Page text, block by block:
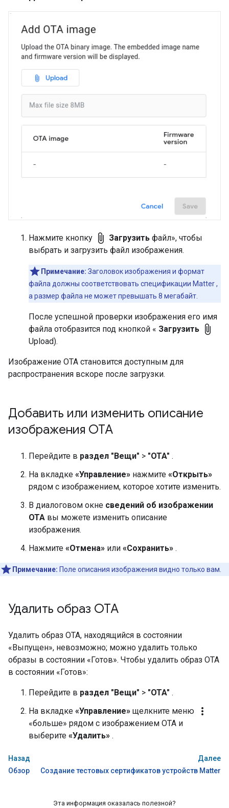
Нажмите кнопку attach_file Загрузить файл», чтобы
выбрать и загрузить файл изображения.
Примечание: Заголовок изображения и формат
файла должны соответствовать спецификации Matter,
а размер файла не может превышать 8 мегабайт.
После успешной проверки изображения его имя
файла отобразится под кнопкой « Загрузить attach_file
Upload).
Изображение OTA становится доступным для
распространения вскоре после загрузки.
Добавить или изменить описание
изображения OTA
Перейдите в раздел "Вещи" > "OTA" .
На вкладке «Управление» нажмите «Открыть»
рядом с изображением, которое хотите изменить.
В диалоговом окне сведений об изображении
OTA вы можете изменить описание
изображения.
Нажмите «Отмена» или «Сохранить» .
Примечание: Поле описания изображения видно только вам.
Удалить образ OTA
Удалить образ OTA, находящийся в состоянии
«Выпущен», невозможно; можно удалить только
образы в состоянии «Готов». Чтобы удалить образ OTA
в состоянии «Готов»:
Перейдите в раздел "Вещи" > "OTA" .
На вкладке «Управление» щелкните меню more_vert
«больше» рядом с изображением OTA и
выберите «Удалить» .
Назад
Обзор
Далее
Создание тестовых сертификатов устройств Matter
Эта информация оказалась полезной?